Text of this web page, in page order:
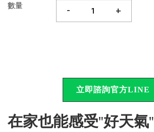
數量 - +
立即諮詢官方LINE
在家也能感受"好天氣"